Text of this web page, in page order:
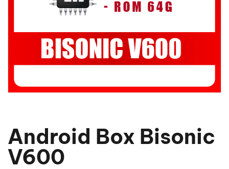
Android Box Bisonic
V600